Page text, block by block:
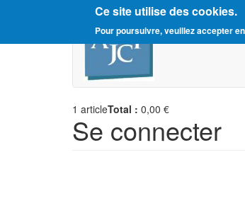
Ce site utilise des cookies.
Pour poursuivre, veuillez accepter
Amitié
1 articleTotal : 0,00 €
Se connecter